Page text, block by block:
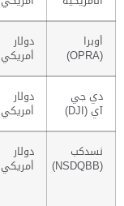
أوبرا
(OPRA)
دولار
أمريكي
دي جي
آي (DJI)
دولار
أمريكي
نسدكب
(NSDQBB)
دولار
أمريكي